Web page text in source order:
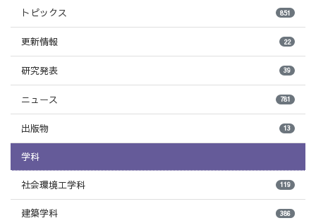
トピックス 851
更新情報 22
研究発表 39
ニュース 781
出版物 13
学科
社会環境工学科 119
建築学科 386